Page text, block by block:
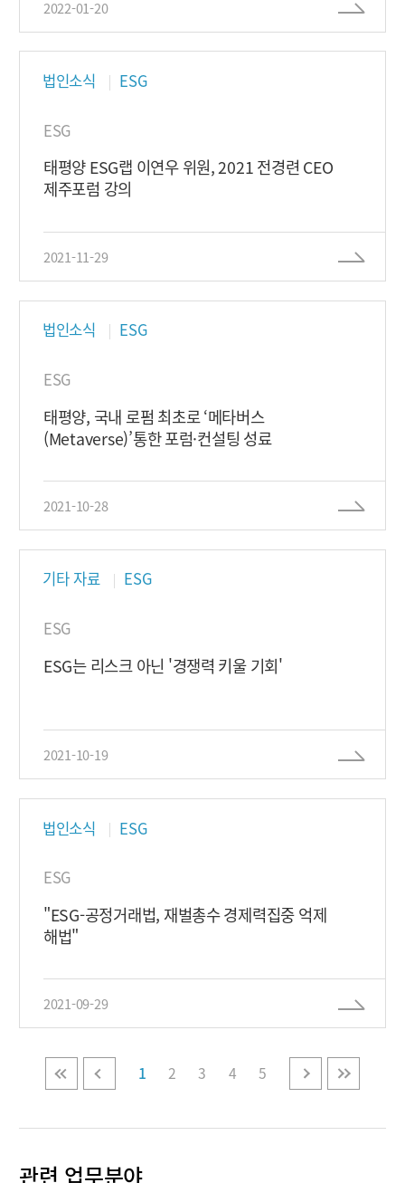
2022-01-20
법인소식 ESG
ESG
태평양 ESG랩 이연우 위원, 2021 전경련 CEO
제주포럼 강의
2021-11-29
법인소식 ESG
ESG
태평양, 국내 로펌 최초로 ‘메타버스
(Metaverse)’통한 포럼·컨설팅 성료
2021-10-28
기타 자료 ESG
ESG
ESG는 리스크 아닌 '경쟁력 키울 기회'
2021-10-19
법인소식 ESG
ESG
"ESG-공정거래법, 재벌총수 경제력집중 억제
해법"
2021-09-29
1 2 3 4 5
관련 업무분야